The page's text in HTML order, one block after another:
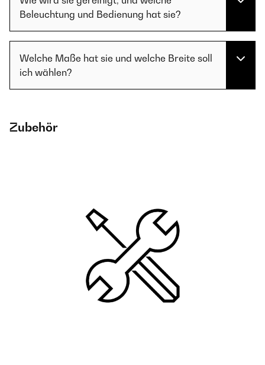
Beleuchtung und Bedienung hat sie?
Welche Maße hat sie und welche Breite soll
ich wählen?
Zubehör